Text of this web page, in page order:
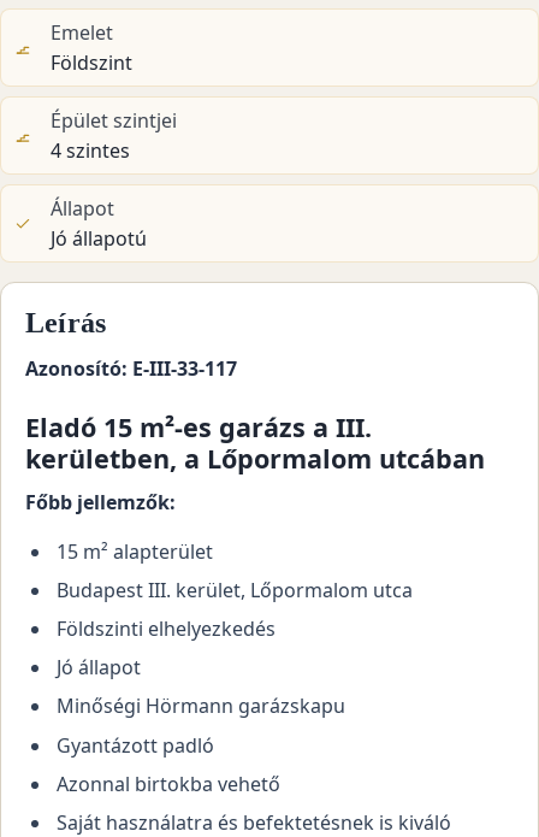
Emelet
Földszint
Épület szintjei
4 szintes
Állapot
Jó állapotú
Leírás
Azonosító: E-III-33-117
Eladó 15 m²-es garázs a III.
kerületben, a Lőpormalom utcában
Főbb jellemzők:
15 m² alapterület
Budapest III. kerület, Lőpormalom utca
Földszinti elhelyezkedés
Jó állapot
Minőségi Hörmann garázskapu
Gyantázott padló
Azonnal birtokba vehető
Saját használatra és befektetésnek is kiváló